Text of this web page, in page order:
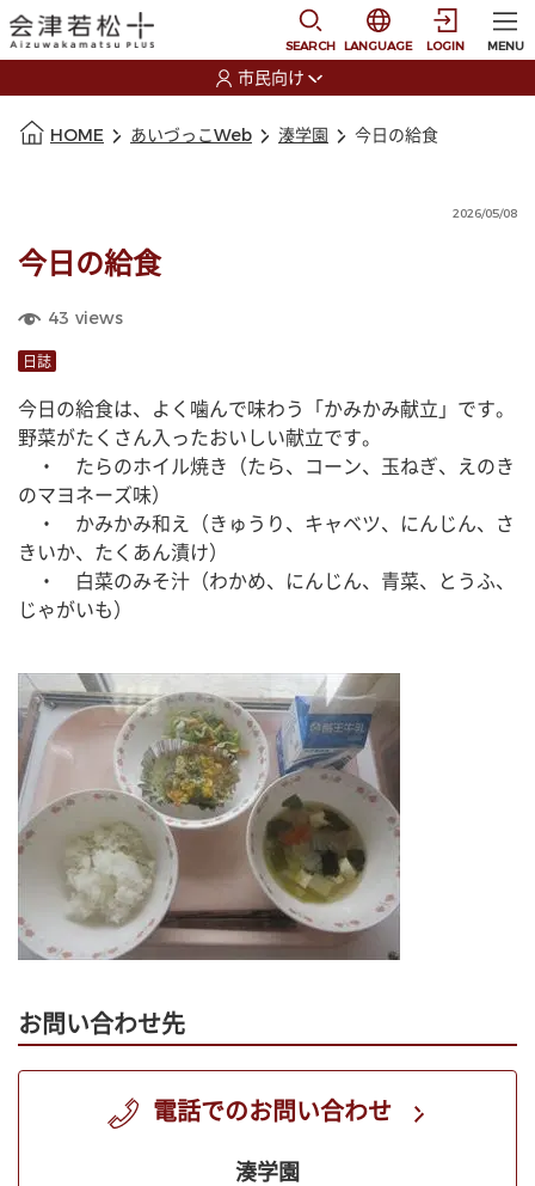
SEARCH
選択すると言語の切
LANGUAGE LOGIN MENU
市民向け
HOME あいづっこWeb 湊学園 今日の給食
2026/05/08
今日の給食
43 views
日誌
今日の給食は、よく噛んで味わう「かみかみ献立」です。
野菜がたくさん入ったおいしい献立です。
・　たらのホイル焼き（たら、コーン、玉ねぎ、えのき
のマヨネーズ味）
・　かみかみ和え（きゅうり、キャベツ、にんじん、さ
きいか、たくあん漬け）
・　白菜のみそ汁（わかめ、にんじん、青菜、とうふ、
じゃがいも）
お問い合わせ先
電話でのお問い合わせ
湊学園